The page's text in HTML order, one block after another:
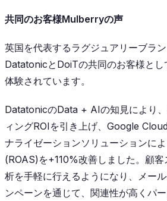
共同のお客様Mulberryの声
英国を代表するラグジュアリーブラ
DatatonicとDoiTの共同のお客様とし
体験されています。
DatatonicのData + AIの知見により
ィングROIを引き上げ、Google
ナライゼーションソリューションに
(ROAS)を+110%改善しました。顧
析を手軽に行えるようになり、メー
ンペーンを通じて、関連性が高くパ